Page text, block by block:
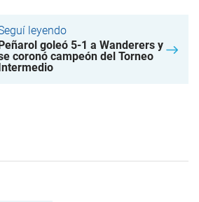
leyendo
goleó 5-1 a Wanderers y
coronó campeón del Torneo